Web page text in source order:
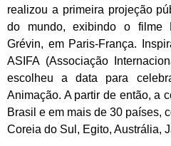
realizou a primeira projeção
do mundo, exibindo o filme
Grévin, em Paris-França.
ASIFA (Associação
escolheu a data para
Animação. A partir de então, a
Brasil e em mais de 30 países,
Coreia do Sul, Egito, Austrália,